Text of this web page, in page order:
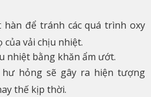
hàn để tránh các quá trình oxy
vải chịu nhiệt.
nhiệt bằng khăn ẩm ướt.
hỏng sẽ gây ra hiện tượng
thế kịp thời.